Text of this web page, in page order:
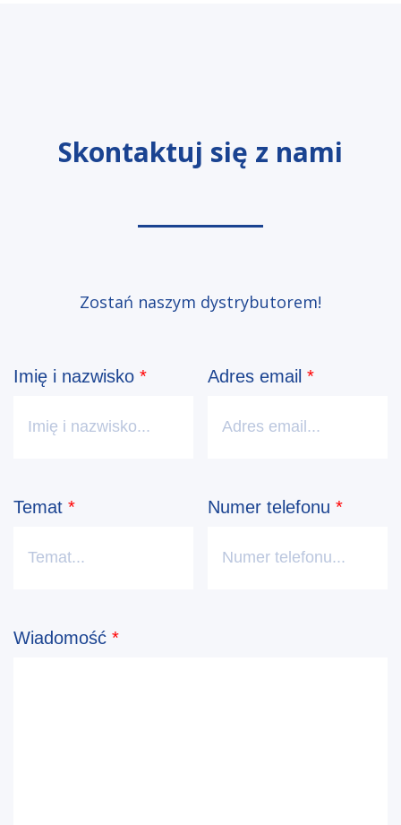
Skontaktuj się z nami
Zostań naszym dystrybutorem!
Imię i nazwisko * Adres email*
Temat * Numer telefonu*
Wiadomość *